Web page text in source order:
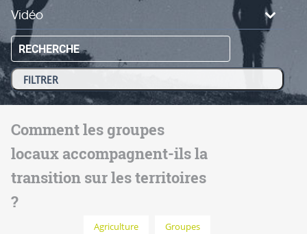
Vidéo
RECHERCHE
Comment les groupes
locaux accompagnent-ils la
transition sur les territoires
?
Agriculture
Groupes